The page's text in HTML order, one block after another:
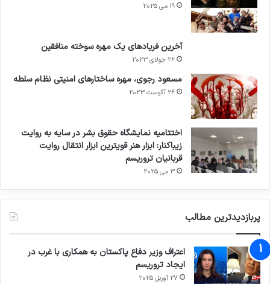
19 می 2025
آخرین فریادهای یک مهره سوخته منافقین
26 جولای 2023
مسعود رجوی، مهره ساختارهای امنیتی نظام سلطه
26 آگوست 2023
اختتامیه نمایشگاه حقوق بشر در سایه به روایت
زیباکنار: ابزار هنر قویترین ابزار انتقال روایت
قربانیان تروریسم
3 می 2025
پربازدیدترین مطالب
اعتراف وزیر دفاع پاکستان به همکاری با غرب در
ایجاد تروریسم
27 آوریل 2025